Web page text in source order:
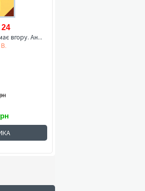
22
вгору. Ан...
В.